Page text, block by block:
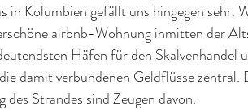
in Kolumbien gefällt uns hingegen sehr.
airbnb-Wohnung inmitten der
Häfen für den Skalvenhandel
damit verbundenen Geldflüsse
des Strandes sind Zeugen davon.